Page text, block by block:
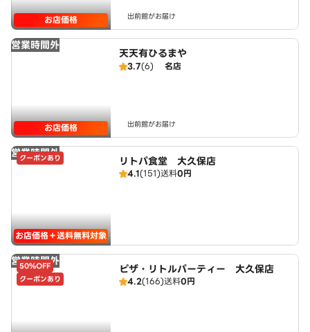
お店価格 出前館がお届け
営業時間外
お店価格
天天有ひるまや
3.7(6) 名店
出前館がお届け
営業時間外
クーポンあり
お店価格＋送料無料対象
リトパ食堂 大久保店
4.1(151)送料0円
営業時間外
50%OFF
クーポンあり
ピザ・リトルパーティー 大久保店
4.2(166)送料0円